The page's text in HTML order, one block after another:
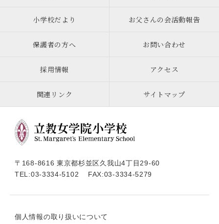
小学校だより お父さんの会活動報告
保護者の方へ お問い合わせ
採用情報 アクセス
関連リンク サイトマップ
〒168-8616 東京都杉並区久我山4丁目29-60
TEL:03-3334-5102 FAX:03-3334-5279
個人情報の取り扱いについて